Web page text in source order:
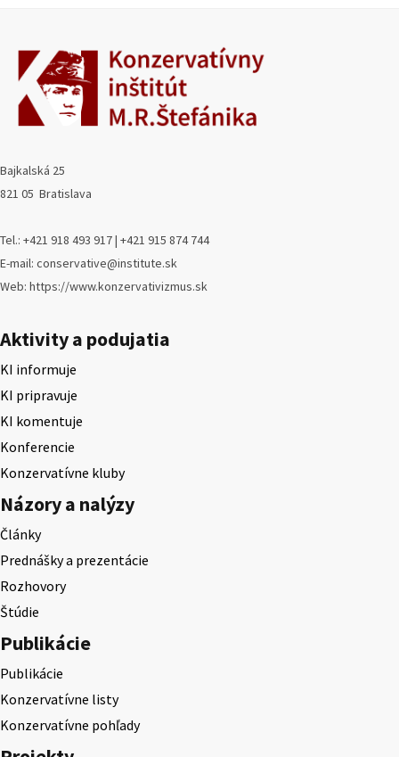
Bajkalská 25
821 05 Bratislava
Tel.: +421 918 493 917 | +421 915 874 744
E-mail: conservative@institute.sk
Web: https://www.konzervativizmus.sk
Aktivity a podujatia
KI informuje
KI pripravuje
KI komentuje
Konferencie
Konzervatívne kluby
Názory a nalýzy
Články
Prednášky a prezentácie
Rozhovory
Štúdie
Publikácie
Publikácie
Konzervatívne listy
Konzervatívne pohľady